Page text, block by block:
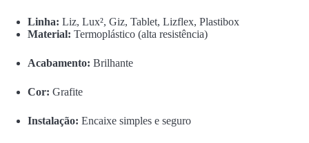
Linha: Liz, Lux², Giz, Tablet, Lizflex, Plastibox
Material: Termoplástico (alta resistência)
Acabamento: Brilhante
Cor: Grafite
Instalação: Encaixe simples e seguro